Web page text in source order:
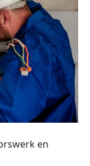
en